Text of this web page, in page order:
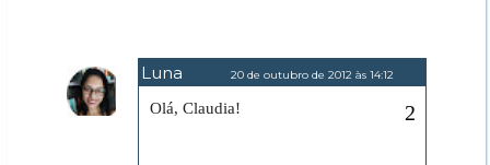
Luna 20 de outubro de 2012 às 14:12
Olá, Claudia!